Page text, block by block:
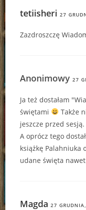
tetiisheri 27
Zazdroszczę
Anonimowy27
Ja też dostałam
świętami
Także
jeszcze przed sesją.
A oprócz tego
książkę Palahniuka
udane święta
Magda 27